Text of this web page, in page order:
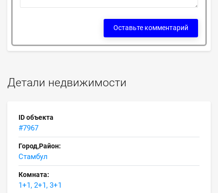
Детали недвижимости
ID объекта
#7967
Город,Район:
Стамбул
Комната:
1+1, 2+1, 3+1
Оставьте комментарий